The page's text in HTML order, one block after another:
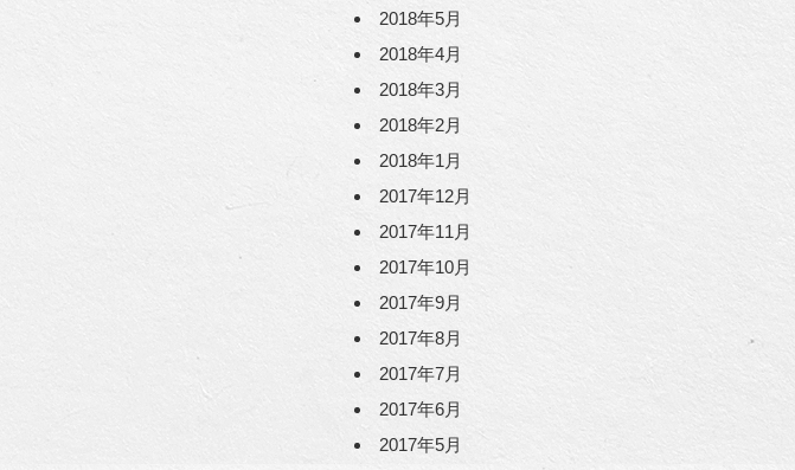
2018年5月
2018年4月
2018年3月
2018年2月
2018年1月
2017年12月
2017年11月
2017年10月
2017年9月
2017年8月
2017年7月
2017年6月
2017年5月